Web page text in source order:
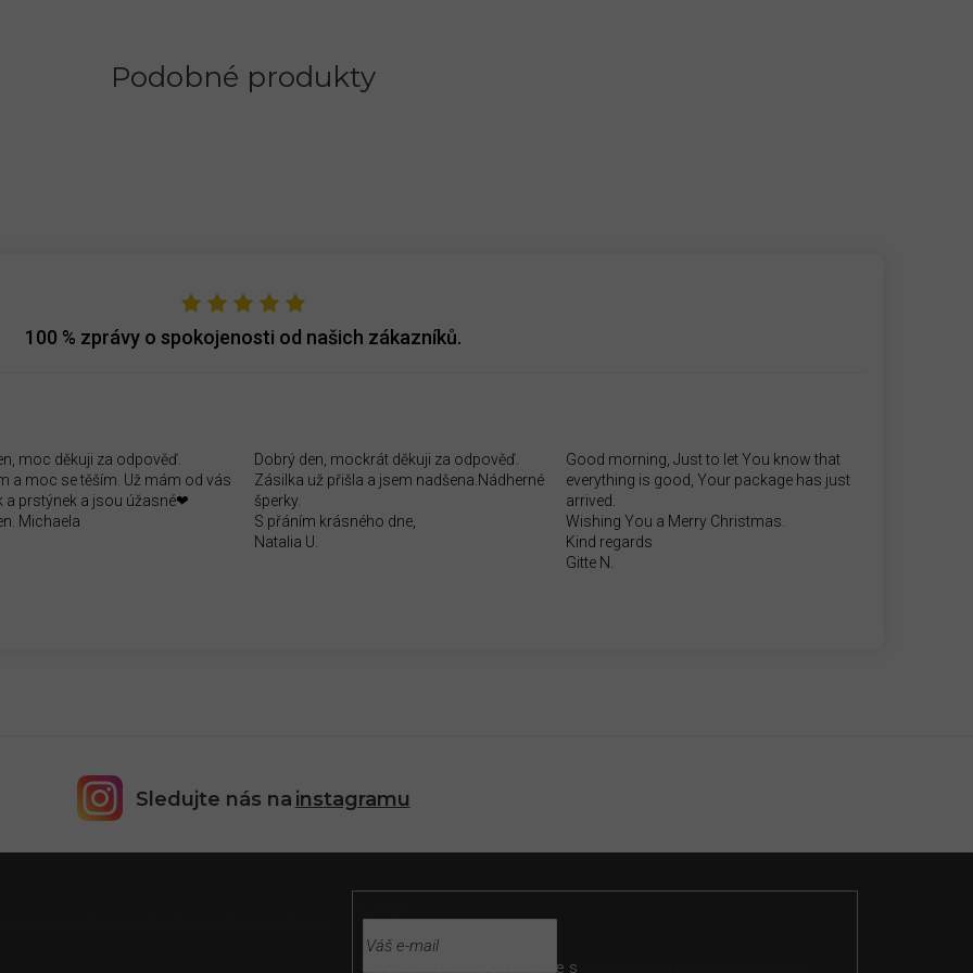
Podobné produkty
100 % zprávy o spokojenosti od našich zákazníků.
moc děkuji za odpověď.
a moc se těším. Už mám od vás
a prstýnek a jsou úžasné❤
Michaela
Dobrý den, mockrát děkuji za odpověď.
Zásilka už přišla a jsem nadšena.Nádherné
šperky.
S přáním krásného dne,
Natalia U.
Good morning, Just to let You know that
everything is good, Your package has just
arrived.
Wishing You a Merry Christmas.
Kind regards
Gitte N.
Sledujte nás na instagramu
Vložením e-mailu souhlasíte s